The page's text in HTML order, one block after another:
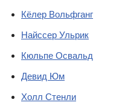
Кёлер Вольфганг
Найссер Ульрик
Кюльпе Освальд
Девид Юм
Холл Стенли